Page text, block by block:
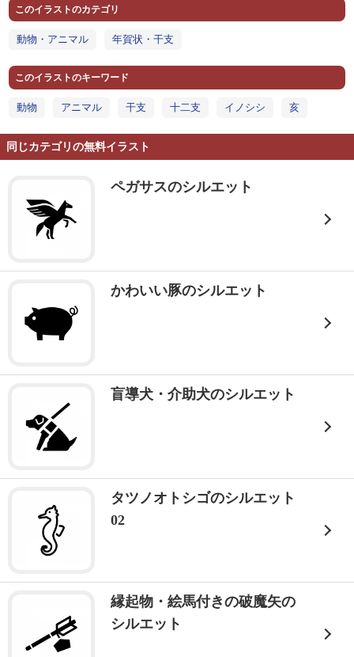
このイラストのカテゴリ
動物・アニマル 年賀状・干支
このイラストのキーワード
動物 アニマル 干支 十二支 イノシシ 亥
同じカテゴリの無料イラスト
ペガサスのシルエット
かわいい豚のシルエット
盲導犬・介助犬のシルエット
タツノオトシゴのシルエット
02
縁起物・絵馬付きの破魔矢の
シルエット